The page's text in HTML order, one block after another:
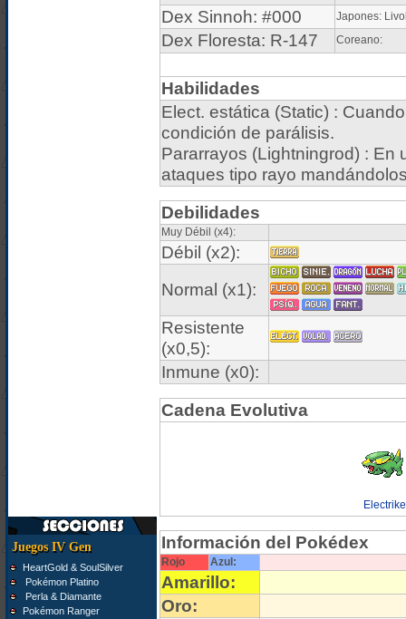
Juegos IV Gen
HeartGold & SoulSilver
Pokémon Platino
Perla & Diamante
Pokémon Ranger
Dex Sinnoh: #000 Japones:
Dex Floresta: R-147 Coreano:
Habilidades
Elect. estática (Static) :
condición de parálisis.
Pararrayos (Lightningrod) : En
ataques tipo rayo
Debilidades
Muy Débil (x4):
Débil (x2):
Normal (x1):
Resistente
(x0,5):
Inmune (x0):
Cadena Evolutiva
Electrike
Información del Pokédex
Rojo Azul:
Amarillo:
Oro: